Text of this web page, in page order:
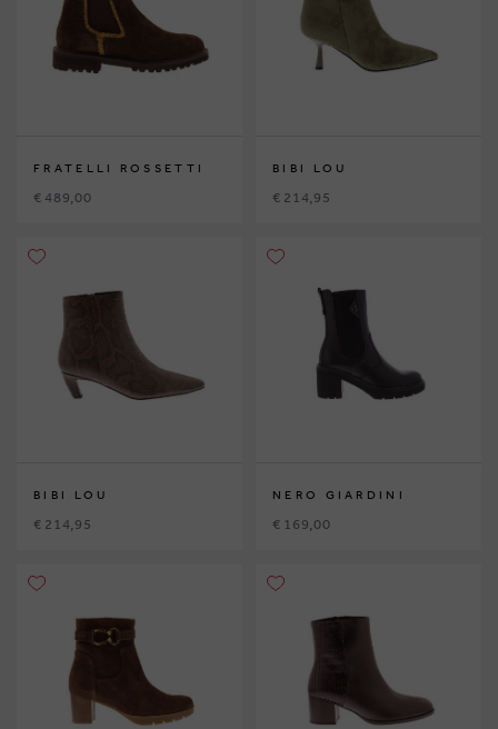
FRATELLI ROSSETTI
€ 489,00
BIBI LOU
€ 214,95
BIBI LOU
€ 214,95
NERO GIARDINI
€ 169,00